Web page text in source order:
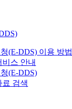
(E-DDS) 이용 방법
스 안내
(E-DDS)
료 검색